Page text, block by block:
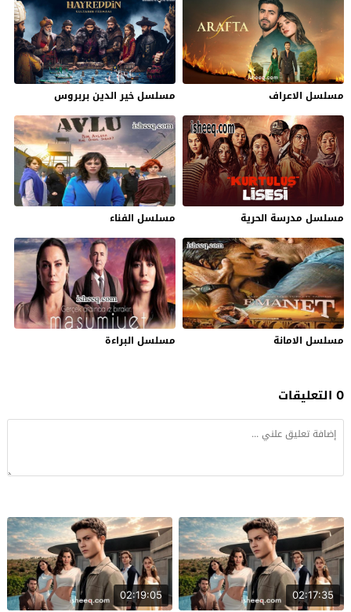
مسلسل الاعراف مسلسل خير الدين بربروس
مسلسل مدرسة الحرية مسلسل الفناء
مسلسل الامانة مسلسل البراءة
0 التعليقات
02:17:35
02:19:05